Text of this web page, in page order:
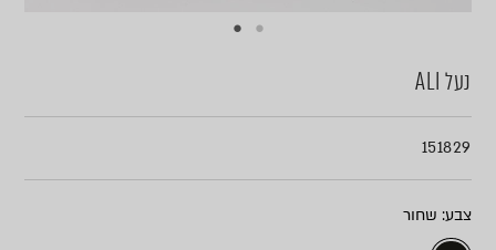
נעל ALI
151829
צבע